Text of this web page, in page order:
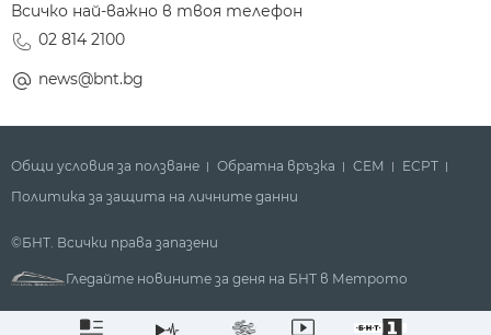
Всичко най-важно в твоя телефон
02 814 2100
news@bnt.bg
Общи условия за ползване Обратна връзка СЕМ
ECPT
Политика за защита на личните данни
©БНТ. Всички права запазени
Гледайте новините за деня на БНТ в Метрото